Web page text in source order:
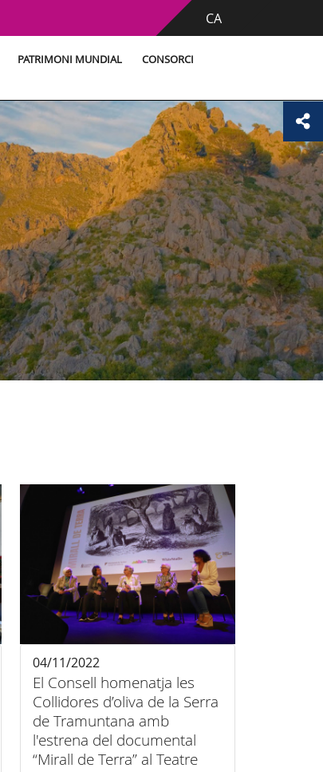
CA
PATRIMONI MUNDIAL CONSORCI
El Consell homenatja les
Collidores d’oliva de la Serra
de Tramuntana amb
l'estrena del documental
“Mirall de Terra” al Teatre
04/11/2022